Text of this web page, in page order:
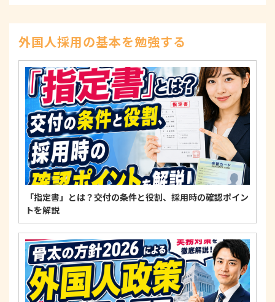
示、訂正、削除、または利用もしくは提供の停止等
を求められたときは、適法かつ遅滞なく応じます。
4. 法令・指針・規範の遵守について
適正な個人情報保護の実現のため、個人情報の取扱
いに関する法令、国が定める指針およびその他の規
範を遵守します。
個人情報に関するお問い合わせ窓口
〒125-0061東京都葛飾区亀有3-21-11 藍ビル202
TEL：0120-550-580
株式会社 アルフォース･ワン 個人情報保護担当
外国人採用の基本を勉強する
「指定書」とは？交付の条件と役割、採用時の確認ポイン
トを解説